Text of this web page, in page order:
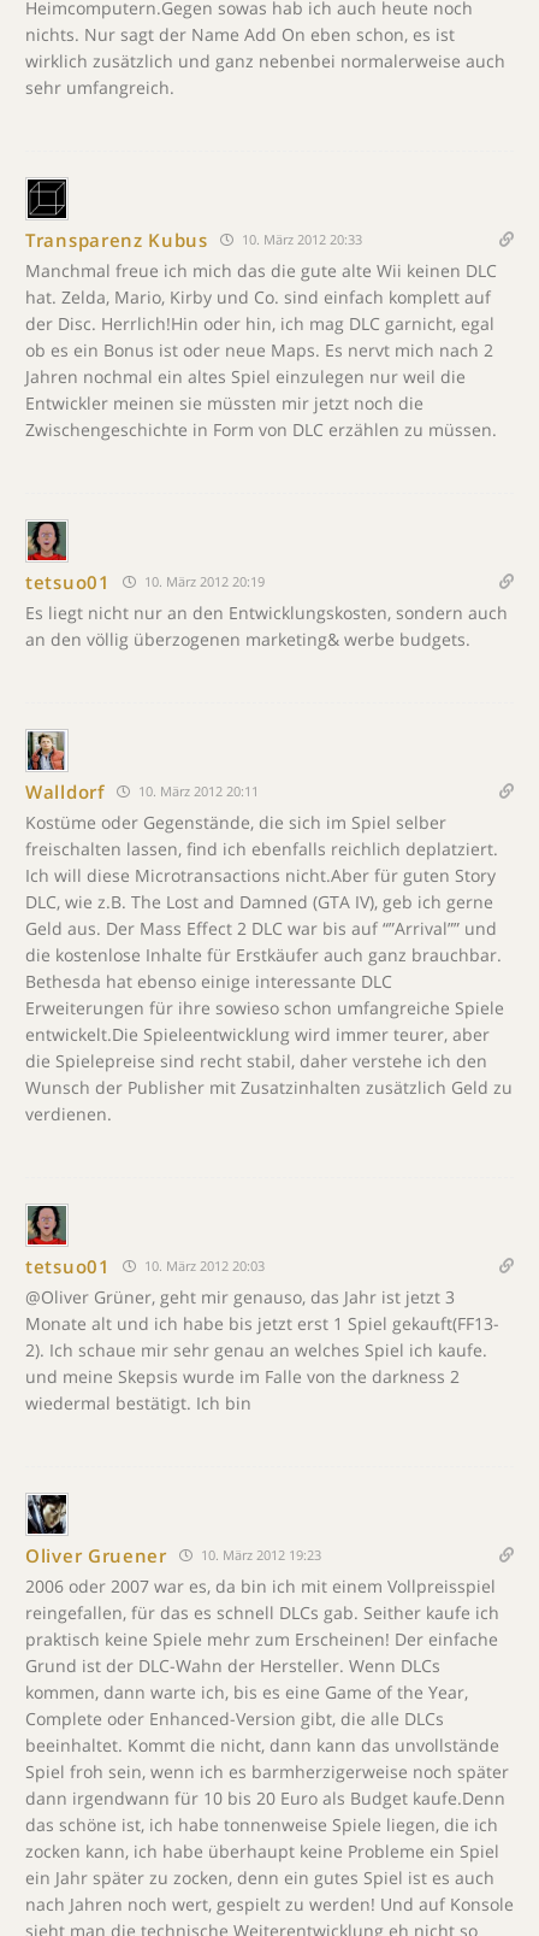
Heimcomputern.Gegen sowas hab ich auch heute noch
nichts. Nur sagt der Name Add On eben schon, es ist
wirklich zusätzlich und ganz nebenbei normalerweise auch
sehr umfangreich.
Transparenz Kubus 10. März 2012 20:33
Manchmal freue ich mich das die gute alte Wii keinen DLC
hat. Zelda, Mario, Kirby und Co. sind einfach komplett auf
der Disc. Herrlich!Hin oder hin, ich mag DLC garnicht, egal
ob es ein Bonus ist oder neue Maps. Es nervt mich nach 2
Jahren nochmal ein altes Spiel einzulegen nur weil die
Entwickler meinen sie müssten mir jetzt noch die
Zwischengeschichte in Form von DLC erzählen zu müssen.
tetsuo01 10. März 2012 20:19
Es liegt nicht nur an den Entwicklungskosten, sondern auch
an den völlig überzogenen marketing& werbe budgets.
Walldorf 10. März 2012 20:11
Kostüme oder Gegenstände, die sich im Spiel selber
freischalten lassen, find ich ebenfalls reichlich deplatziert.
Ich will diese Microtransactions nicht.Aber für guten Story
DLC, wie z.B. The Lost and Damned (GTA IV), geb ich gerne
Geld aus. Der Mass Effect 2 DLC war bis auf “”Arrival”” und
die kostenlose Inhalte für Erstkäufer auch ganz brauchbar.
Bethesda hat ebenso einige interessante DLC
Erweiterungen für ihre sowieso schon umfangreiche Spiele
entwickelt.Die Spieleentwicklung wird immer teurer, aber
die Spielepreise sind recht stabil, daher verstehe ich den
Wunsch der Publisher mit Zusatzinhalten zusätzlich Geld zu
verdienen.
tetsuo01 10. März 2012 20:03
@Oliver Grüner, geht mir genauso, das Jahr ist jetzt 3
Monate alt und ich habe bis jetzt erst 1 Spiel gekauft(FF13-
2). Ich schaue mir sehr genau an welches Spiel ich kaufe.
und meine Skepsis wurde im Falle von the darkness 2
wiedermal bestätigt. Ich bin
Oliver Gruener 10. März 2012 19:23
2006 oder 2007 war es, da bin ich mit einem Vollpreisspiel
reingefallen, für das es schnell DLCs gab. Seither kaufe ich
praktisch keine Spiele mehr zum Erscheinen! Der einfache
Grund ist der DLC-Wahn der Hersteller. Wenn DLCs
kommen, dann warte ich, bis es eine Game of the Year,
Complete oder Enhanced-Version gibt, die alle DLCs
beeinhaltet. Kommt die nicht, dann kann das unvollstände
Spiel froh sein, wenn ich es barmherzigerweise noch später
dann irgendwann für 10 bis 20 Euro als Budget kaufe.Denn
das schöne ist, ich habe tonnenweise Spiele liegen, die ich
zocken kann, ich habe überhaupt keine Probleme ein Spiel
ein Jahr später zu zocken, denn ein gutes Spiel ist es auch
nach Jahren noch wert, gespielt zu werden! Und auf Konsole
sieht man die technische Weiterentwicklung eh nicht so